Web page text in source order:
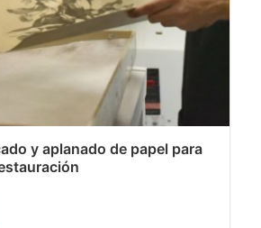
y aplanado de papel para